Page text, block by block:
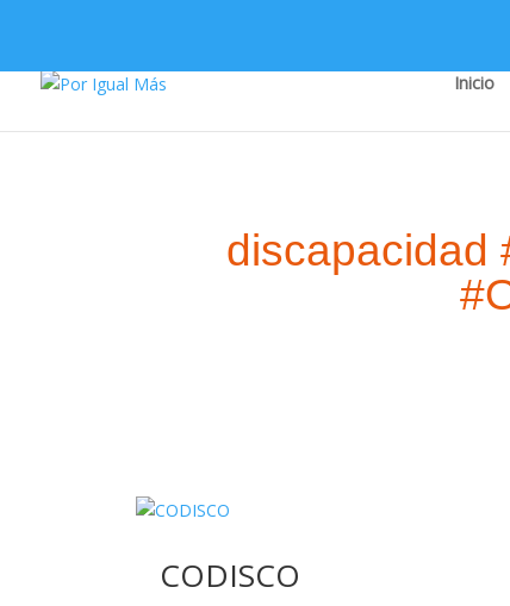
Inicio
discapacidad
CODISCO